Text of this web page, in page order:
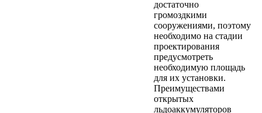
достаточно
громоздкими
сооружениями, поэтому
необходимо на стадии
проектирования
предусмотреть
необходимую площадь
для их установки.
Преимуществами
открытых
льдоаккумуляторов